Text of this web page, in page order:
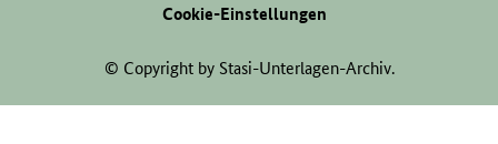
Cookie-Einstellungen
© Copyright by Stasi-Unterlagen-Archiv.